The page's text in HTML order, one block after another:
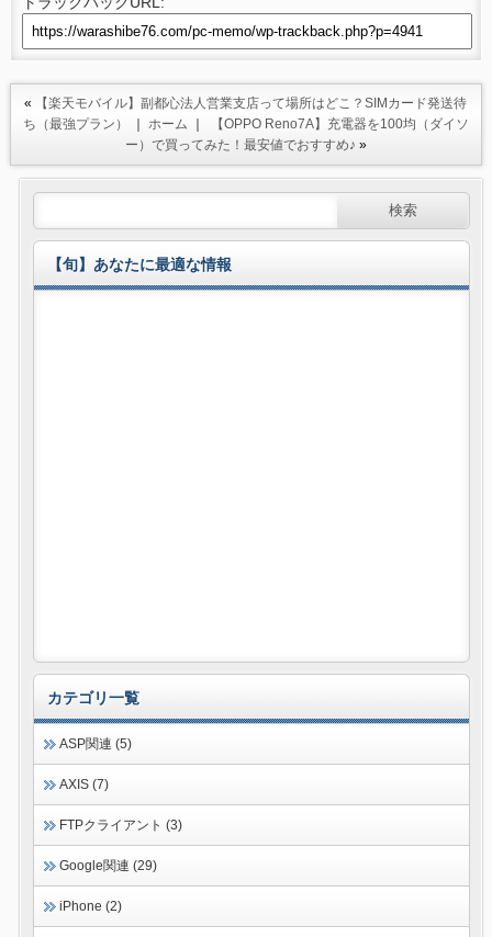
«
【楽天モバイル】副都心法人営業支店って場所はどこ？SIMカード発送待
ち（最強プラン）
｜ ホーム ｜
【OPPO Reno7A】充電器を100均（ダイソ
ー）で買ってみた！最安値でおすすめ♪ »
【旬】あなたに最適な情報
カテゴリ一覧
ASP関連 (5)
AXIS (7)
FTPクライアント (3)
Google関連 (29)
iPhone (2)